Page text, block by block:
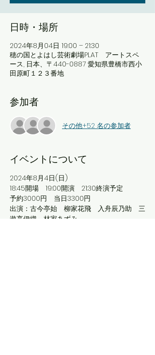
日時・場所
2024年8月04日 19:00 – 21:30
穂の国とよはし芸術劇場PLAT アートスペ
ース, 日本、〒440-0887 愛知県豊橋市西小
田原町１２３番地
参加者
その他+52 名の参加者
イベントについて
2024年8月4日(日)
18:45開場　19:00開演　21:30終演予定
予約3000円　当日3300円
出演：古今亭始　柳家花飛　入舟辰乃助　三
遊亭伊織　林家あずみ